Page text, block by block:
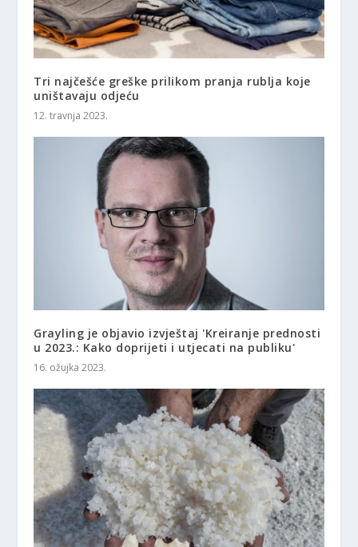
Tri najčešće greške prilikom pranja rublja koje
uništavaju odjeću
12. travnja 2023.
Grayling je objavio izvještaj 'Kreiranje prednosti
u 2023.: Kako doprijeti i utjecati na publiku'
16. ožujka 2023.